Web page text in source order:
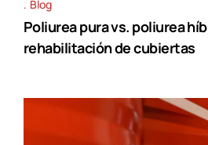
Blog
Poliurea pura vs. poliurea
rehabilitación de cubiertas